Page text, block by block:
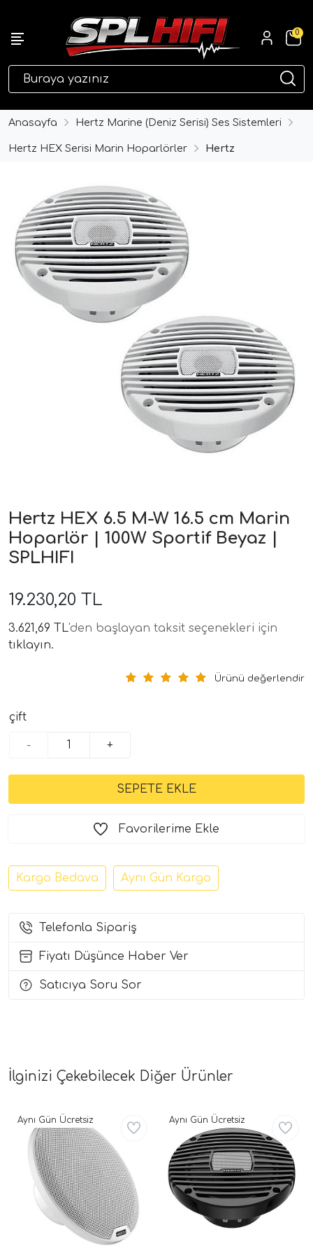
0
Anasayfa Hertz Marine (Deniz Serisi) Ses Sistemleri
Hertz HEX Serisi Marin Hoparlörler Hertz
Modelleri
Setleri)
Hertz HEX 6.5 M-W 16.5 cm Marin
Hoparlör | 100W Sportif Beyaz |
SPLHIFI
19.230,20 TL
3.621,69 TL'den başlayan taksit seçenekleri için
tıklayın.
Ürünü değerlendir
çift
- +
Favorilerime Ekle
Kargo Bedava Aynı Gün Kargo
Telefonla Sipariş
Fiyatı Düşünce Haber Ver
Satıcıya Soru Sor
İlginizi Çekebilecek Diğer Ürünler
Aynı Gün Ücretsiz Aynı Gün Ücretsiz